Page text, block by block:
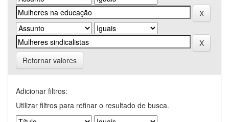
Retornar valores
Adicionar filtros:
Utilizar filtros para refinar o resultado de busca.